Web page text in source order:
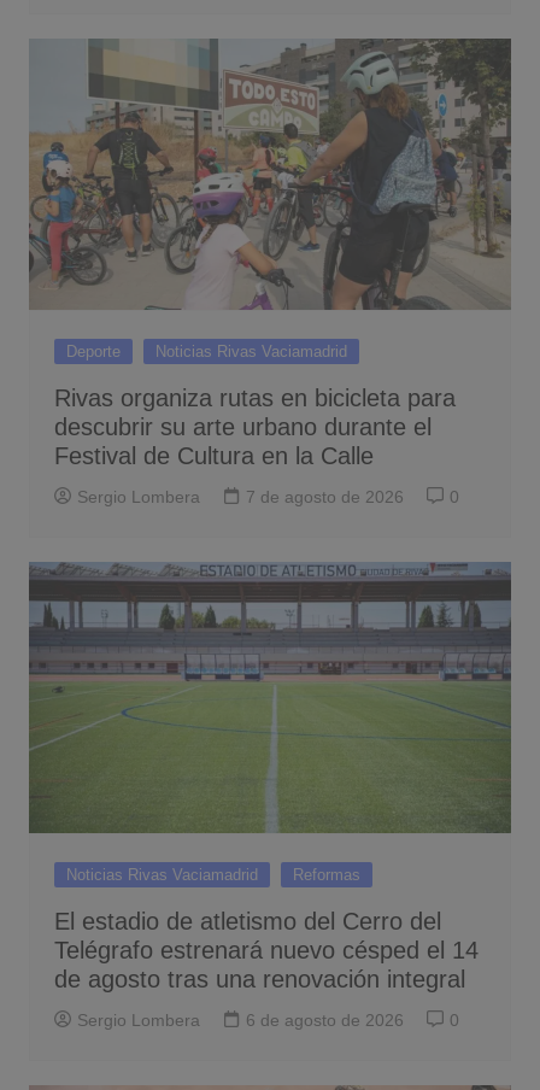
Deporte Noticias Rivas Vaciamadrid
Rivas organiza rutas en bicicleta para
descubrir su arte urbano durante el
Festival de Cultura en la Calle
Sergio Lombera 7 de agosto de 2026 0
Noticias Rivas Vaciamadrid Reformas
El estadio de atletismo del Cerro del
Telégrafo estrenará nuevo césped el 14
de agosto tras una renovación integral
Sergio Lombera 6 de agosto de 2026 0